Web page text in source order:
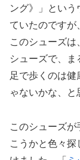
ング》」とい
ていたのですが
このシューズ
シューズで、
足で歩くのは
ゃないかな、と
このシューズ
こうかと色々